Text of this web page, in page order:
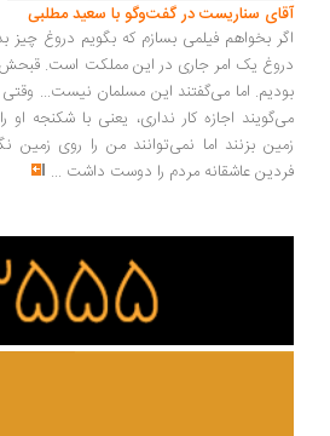
سناریست در گفت‌وگو با سعید مطلبی
بخواهم فیلمی بسازم که بگویم دروغ چیز بدی
یک امر جاری در این مملکت است. قبحش از بین
اما می‌گفتند این مسلمان نیست... وقتی به
اجازه کار نداری، یعنی با شکنجه او را
بزنند اما نمی‌توانند من را روی زمین نگه
عاشقانه مردم را دوست داشت ...